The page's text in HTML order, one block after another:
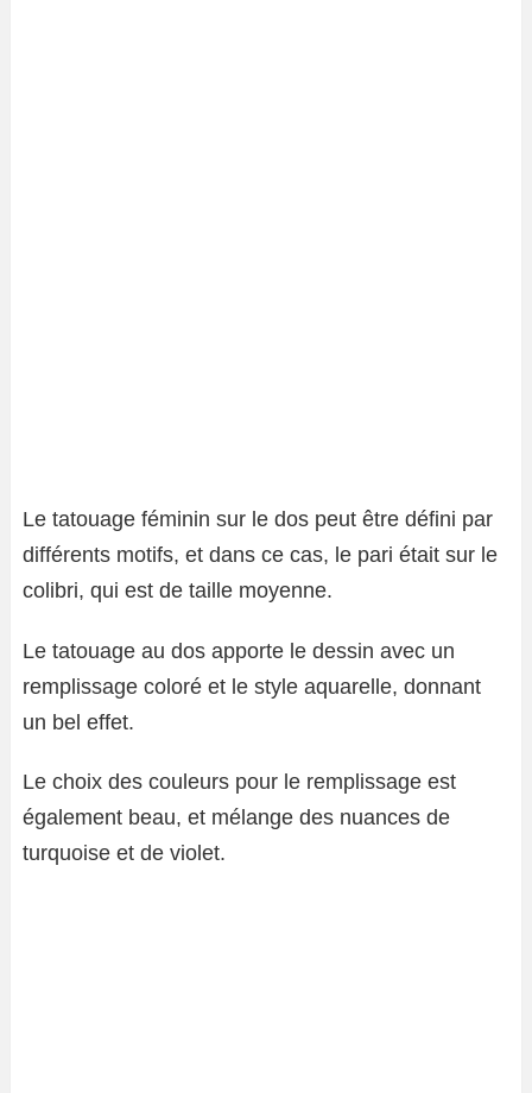
Le tatouage féminin sur le dos peut être défini par
différents motifs, et dans ce cas, le pari était sur le
colibri, qui est de taille moyenne.
Le tatouage au dos apporte le dessin avec un
remplissage coloré et le style aquarelle, donnant
un bel effet.
Le choix des couleurs pour le remplissage est
également beau, et mélange des nuances de
turquoise et de violet.